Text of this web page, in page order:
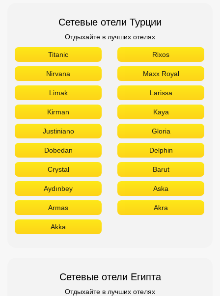
Сетевые отели Турции
Отдыхайте в лучших отелях
Titanic Rixos
Nirvana Maxx Royal
Limak Larissa
Kirman Kaya
Justiniano Gloria
Dobedan Delphin
Crystal Barut
Aydınbey Aska
Armas Akra
Akka
Сетевые отели Египта
Отдыхайте в лучших отелях